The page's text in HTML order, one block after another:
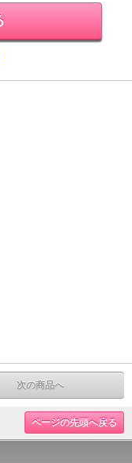
次の商品へ
ページの先頭へ戻る